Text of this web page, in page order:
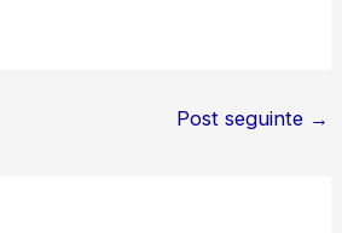
Post seguinte →